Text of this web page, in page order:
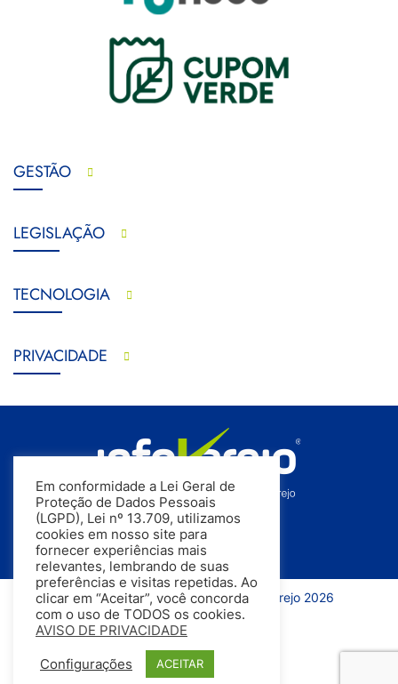
GESTÃO
LEGISLAÇÃO
TECNOLOGIA
PRIVACIDADE
Todos os direitos reservados | InfoVarejo 2026
Em conformidade a Lei Geral de
Proteção de Dados Pessoais
(LGPD), Lei nº 13.709, utilizamos
cookies em nosso site para
fornecer experiências mais
relevantes, lembrando de suas
preferências e visitas repetidas. Ao
clicar em “Aceitar”, você concorda
com o uso de TODOS os cookies.
AVISO DE PRIVACIDADE
Configurações ACEITAR